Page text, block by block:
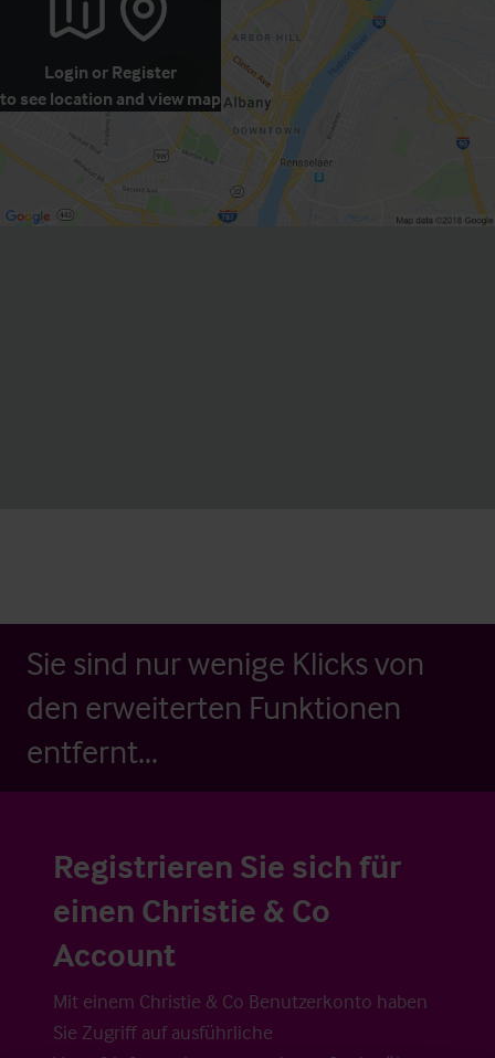
Login or Register
to see location and view map
Sie sind nur wenige Klicks von
den erweiterten Funktionen
entfernt...
Registrieren Sie sich für
einen Christie & Co
Account
Mit einem Christie & Co Benutzerkonto haben
Sie Zugriff auf ausführliche